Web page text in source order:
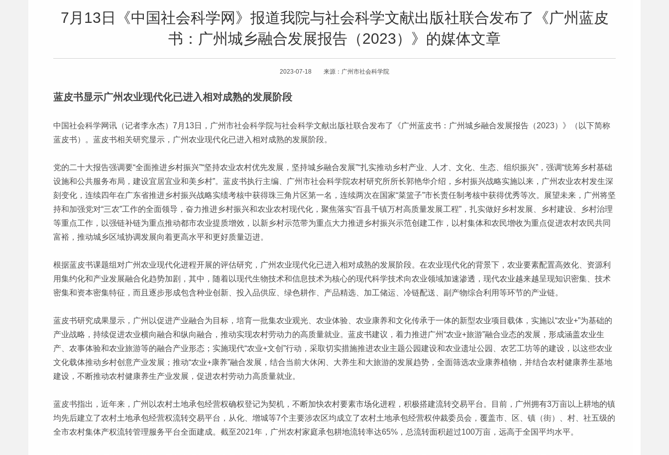
7月13日《中国社会科学网》报道我院与社会科学文献出版社联合发布了《广州蓝皮
书：广州城乡融合发展报告（2023）》的媒体文章
2023-07-18 来源：广州市社会科学院
蓝皮书显示广州农业现代化已进入相对成熟的发展阶段
中国社会科学网讯（记者李永杰）7月13日，广州市社会科学院与社会科学文献出版社联合发布了《广州蓝皮书：广州城乡融合发展报告（2023）》（以下简称
蓝皮书）。蓝皮书相关研究显示，广州农业现代化已进入相对成熟的发展阶段。
党的二十大报告强调要“全面推进乡村振兴”“坚持农业农村优先发展，坚持城乡融合发展”“扎实推动乡村产业、人才、文化、生态、组织振兴”，强调“统筹乡村基础
设施和公共服务布局，建设宜居宜业和美乡村”。蓝皮书执行主编、广州市社会科学院农村研究所所长郭艳华介绍，乡村振兴战略实施以来，广州农业农村发生深
刻变化，连续四年在广东省推进乡村振兴战略实绩考核中获得珠三角片区第一名，连续两次在国家“菜篮子”市长责任制考核中获得优秀等次。展望未来，广州将坚
持和加强党对“三农”工作的全面领导，奋力推进乡村振兴和农业农村现代化，聚焦落实“百县千镇万村高质量发展工程”，扎实做好乡村发展、乡村建设、乡村治理
等重点工作，以强链补链为重点推动都市农业提质增效，以新乡村示范带为重点大力推进乡村振兴示范创建工作，以村集体和农民增收为重点促进农村农民共同
富裕，推动城乡区域协调发展向着更高水平和更好质量迈进。
根据蓝皮书课题组对广州农业现代化进程开展的评估研究，广州农业现代化已进入相对成熟的发展阶段。在农业现代化的背景下，农业要素配置高效化、资源利
用集约化和产业发展融合化趋势加剧，其中，随着以现代生物技术和信息技术为核心的现代科学技术向农业领域加速渗透，现代农业越来越呈现知识密集、技术
密集和资本密集特征，而且逐步形成包含种业创新、投入品供应、绿色耕作、产品精选、加工储运、冷链配送、副产物综合利用等环节的产业链。
蓝皮书研究成果显示，广州以促进产业融合为目标，培育一批集农业观光、农业体验、农业康养和文化传承于一体的新型农业项目载体，实施以“农业+”为基础的
产业战略，持续促进农业横向融合和纵向融合，推动实现农村劳动力的高质量就业。蓝皮书建议，着力推进广州“农业+旅游”融合业态的发展，形成涵盖农业生
产、农事体验和农业旅游等的融合产业形态；实施现代“农业+文创”行动，采取切实措施推进农业主题公园建设和农业遗址公园、农艺工坊等的建设，以这些农业
文化载体推动乡村创意产业发展；推动“农业+康养”融合发展，结合当前大休闲、大养生和大旅游的发展趋势，全面筛选农业康养植物，并结合农村健康养生基地
建设，不断推动农村健康养生产业发展，促进农村劳动力高质量就业。
蓝皮书指出，近年来，广州以农村土地承包经营权确权登记为契机，不断加快农村要素市场化进程，积极搭建流转交易平台。目前，广州拥有3万亩以上耕地的镇
均先后建立了农村土地承包经营权流转交易平台，从化、增城等7个主要涉农区均成立了农村土地承包经营权仲裁委员会，覆盖市、区、镇（街）、村、社五级的
全市农村集体产权流转管理服务平台全面建成。截至2021年，广州农村家庭承包耕地流转率达65%，总流转面积超过100万亩，远高于全国平均水平。